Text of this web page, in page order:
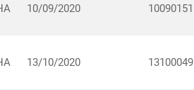
10/09/2020 10090151
13/10/2020 13100049